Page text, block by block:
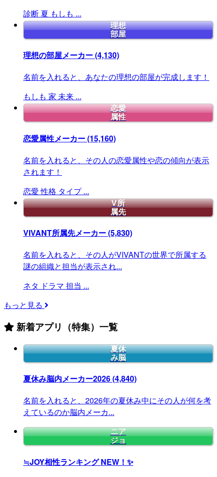
診断 夏 もしも ...
理想
部屋
理想の部屋メーカー(4,130)
名前を入れると、あなたの理想の部屋が完成します！
もしも 家 未来 ...
恋愛
属性
恋愛属性メーカー(15,160)
名前を入れると、その人の恋愛属性や恋の傾向が表示
されます！
恋愛 性格 タイプ ...
V所
属先
VIVANT所属先メーカー(5,830)
名前を入れると、その人がVIVANTの世界で所属する
謎の組織と担当が表示され...
ネタ ドラマ 担当 ...
もっと見る
新着アプリ（特集）一覧
夏休
み脳
夏休み脳内メーカー2026(4,840)
名前を入れると、2026年の夏休み中にその人が何を考
えているのか脳内メーカ...
ニア
ジョ
≒JOY相性ランキングNEW！✨